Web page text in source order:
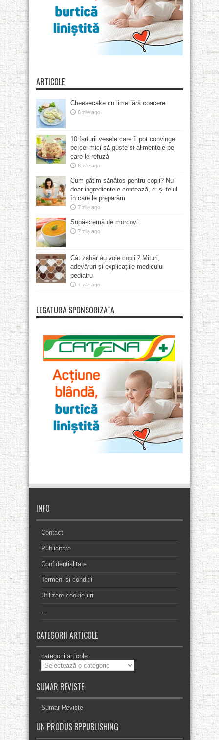
ARTICOLE
Cheesecake cu lime fără coacere
6 zile ago
10 farfurii vesele care îi pot convinge
pe cei mici să guste și alimentele pe
care le refuză
6 zile ago
Cum gătim sănătos pentru copii? Nu
doar ingredientele contează, ci și felul
în care le preparăm
7 zile ago
Supă-cremă de morcovi
7 zile ago
Cât zahăr au voie copiii? Mituri,
adevăruri și explicațiile medicului
pediatru
7 zile ago
LEGATURA SPONSORIZATA
INFO
Contact
Publicitate
Confidentialitate
Termeni si conditii
Utilizare cookie-uri
…
CATEGORII ARTICOLE
categorii articole
SUMAR REVISTE
Sumar Reviste
UN PRODUS BPPUBLISHING